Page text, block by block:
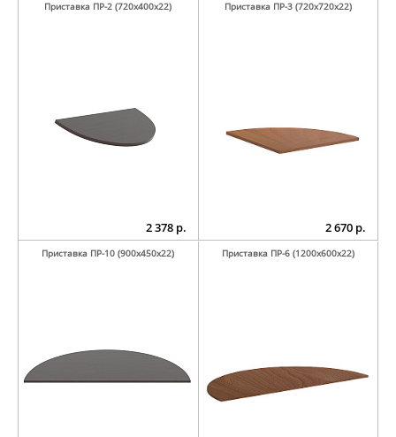
Приставка ПР-2 (720х400х22)
2 378 р.
Приставка ПР-3 (720х720х22)
2 670 р.
Приставка ПР-10 (900х450х22) Приставка ПР-6 (1200х600х22)